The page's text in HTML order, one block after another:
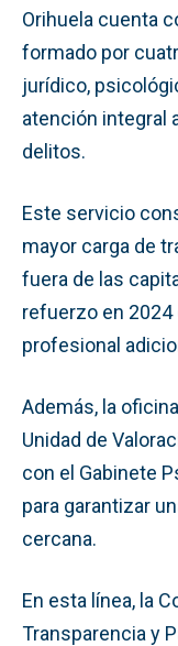
Orihuela cuenta
formado por
jurídico,
atención integral
delitos.
Este servicio
mayor carga de
fuera de las
refuerzo en 2024
profesional
Además, la
Unidad de
con el Gabinete
para garantizar
cercana.
En esta línea, la
Transparencia y